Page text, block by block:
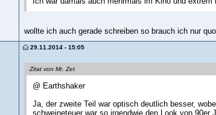
wollte ich auch gerade schreiben so brauch ich nur
29.11.2014 - 15:05
Zitat von Mr. Zet
@ Earthshaker
Ja, der zweite Teil war optisch deutlich besser,
schweineteuer war so irgendwie den Look von 90er